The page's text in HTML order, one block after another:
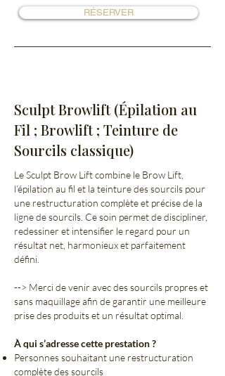
RÉSERVER
Sculpt Browlift (Épilation au
Fil ; Browlift ; Teinture de
Sourcils classique)
Le Sculpt Brow Lift combine le Brow Lift,
l’épilation au fil et la teinture des sourcils pour
une restructuration complète et précise de la
ligne de sourcils. Ce soin permet de discipliner,
redessiner et intensifier le regard pour un
résultat net, harmonieux et parfaitement
défini.
--> Merci de venir avec des sourcils propres et
sans maquillage afin de garantir une meilleure
prise des produits et un résultat optimal.
À qui s’adresse cette prestation ?
Personnes souhaitant une restructuration
complète des sourcils